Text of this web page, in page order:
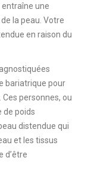
une
la peau. Votre
en raison du
bariatrique pour
personnes, ou
de poids
distendue qui
et les tissus
d’être